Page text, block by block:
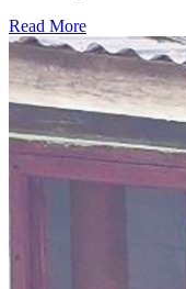
Read More